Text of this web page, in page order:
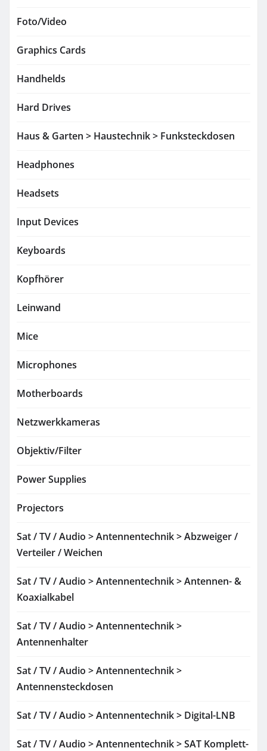
Foto/Video
Graphics Cards
Handhelds
Hard Drives
Haus & Garten > Haustechnik > Funksteckdosen
Headphones
Headsets
Input Devices
Keyboards
Kopfhörer
Leinwand
Mice
Microphones
Motherboards
Netzwerkkameras
Objektiv/Filter
Power Supplies
Projectors
Sat / TV / Audio > Antennentechnik > Abzweiger /
Verteiler / Weichen
Sat / TV / Audio > Antennentechnik > Antennen- &
Koaxialkabel
Sat / TV / Audio > Antennentechnik >
Antennenhalter
Sat / TV / Audio > Antennentechnik >
Antennensteckdosen
Sat / TV / Audio > Antennentechnik > Digital-LNB
Sat / TV / Audio > Antennentechnik > SAT Komplett-